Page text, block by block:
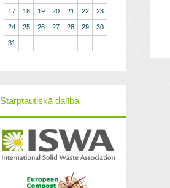
17 18 19 20 21 22 23
24 25 26 27 28 29 30
31
Starptautiskā dalība